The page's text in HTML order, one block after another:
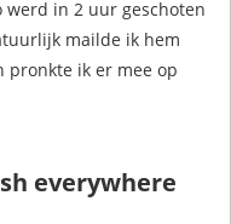
werd in 2 uur geschoten
mailde ik hem
pronkte ik er mee op
everywhere